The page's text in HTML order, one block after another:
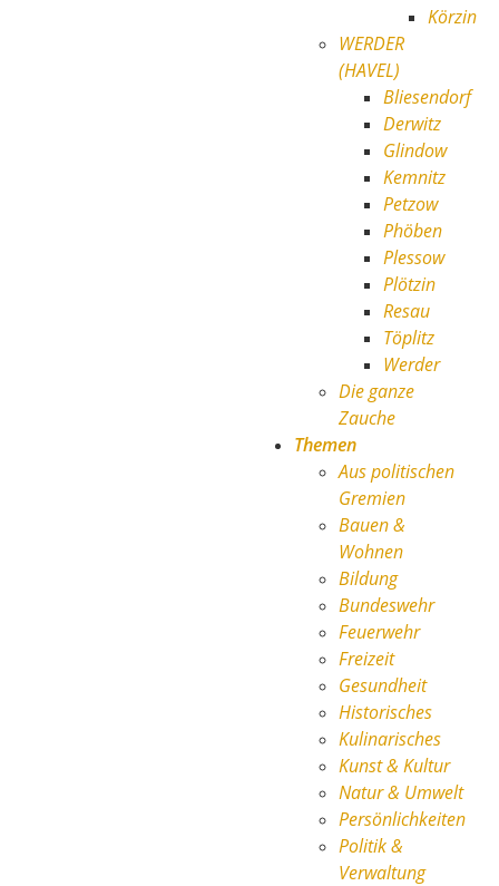
Körzin
WERDER
(HAVEL)
Bliesendorf
Derwitz
Glindow
Kemnitz
Petzow
Phöben
Plessow
Plötzin
Resau
Töplitz
Werder
Die ganze
Zauche
Themen
Aus politischen
Gremien
Bauen &
Wohnen
Bildung
Bundeswehr
Feuerwehr
Freizeit
Gesundheit
Historisches
Kulinarisches
Kunst & Kultur
Natur & Umwelt
Persönlichkeiten
Politik &
Verwaltung